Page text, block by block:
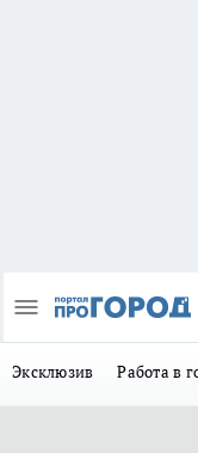
Эксклюзив Работа в